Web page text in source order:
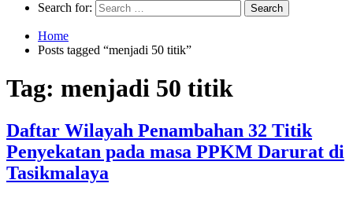
Search for:
Home
Posts tagged “menjadi 50 titik”
Tag: menjadi 50 titik
Daftar Wilayah Penambahan 32 Titik
Penyekatan pada masa PPKM Darurat di
Tasikmalaya